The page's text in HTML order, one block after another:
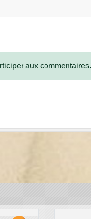
aux commentaires.